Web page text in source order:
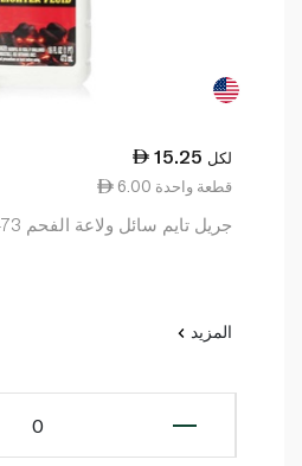
15.25 لكل
6.00 قطعة واحدة
جريل تايم سائل ولاعة الفحم 473 مل
المزيد
0